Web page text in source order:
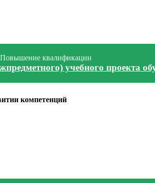
Повышение квалификации
учебного проекта
компетенций